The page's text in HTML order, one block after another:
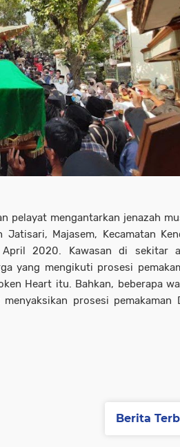
pelayat mengantarkan jenazah
Majasem, Kecamatan
2020. Kawasan di sekitar
yang mengikuti prosesi
Heart itu. Bahkan, beberapa
prosesi pemakaman
Berita